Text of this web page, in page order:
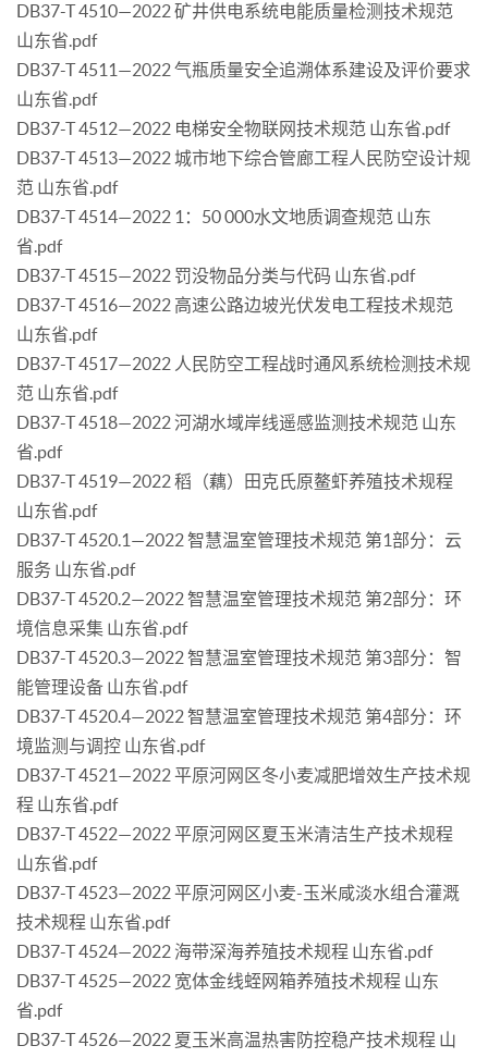
DB37-T 4510—2022 矿井供电系统电能质量检测技术规范
山东省.pdf
DB37-T 4511—2022 气瓶质量安全追溯体系建设及评价要求
山东省.pdf
DB37-T 4512—2022 电梯安全物联网技术规范 山东省.pdf
DB37-T 4513—2022 城市地下综合管廊工程人民防空设计规
范 山东省.pdf
DB37-T 4514—2022 1：50 000水文地质调查规范 山东
省.pdf
DB37-T 4515—2022 罚没物品分类与代码 山东省.pdf
DB37-T 4516—2022 高速公路边坡光伏发电工程技术规范
山东省.pdf
DB37-T 4517—2022 人民防空工程战时通风系统检测技术规
范 山东省.pdf
DB37-T 4518—2022 河湖水域岸线遥感监测技术规范 山东
省.pdf
DB37-T 4519—2022 稻（藕）田克氏原鳌虾养殖技术规程
山东省.pdf
DB37-T 4520.1—2022 智慧温室管理技术规范 第1部分：云
服务 山东省.pdf
DB37-T 4520.2—2022 智慧温室管理技术规范 第2部分：环
境信息采集 山东省.pdf
DB37-T 4520.3—2022 智慧温室管理技术规范 第3部分：智
能管理设备 山东省.pdf
DB37-T 4520.4—2022 智慧温室管理技术规范 第4部分：环
境监测与调控 山东省.pdf
DB37-T 4521—2022 平原河网区冬小麦减肥增效生产技术规
程 山东省.pdf
DB37-T 4522—2022 平原河网区夏玉米清洁生产技术规程
山东省.pdf
DB37-T 4523—2022 平原河网区小麦-玉米咸淡水组合灌溉
技术规程 山东省.pdf
DB37-T 4524—2022 海带深海养殖技术规程 山东省.pdf
DB37-T 4525—2022 宽体金线蛭网箱养殖技术规程 山东
省.pdf
DB37-T 4526—2022 夏玉米高温热害防控稳产技术规程 山